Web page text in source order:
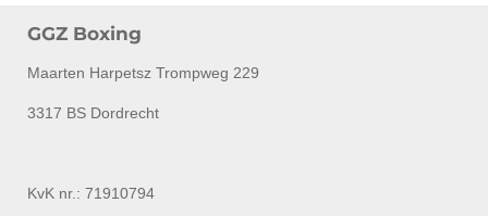
GGZ Boxing
Maarten Harpetsz Trompweg 229
3317 BS Dordrecht
KvK nr.: 71910794